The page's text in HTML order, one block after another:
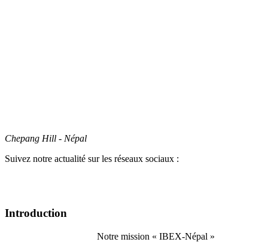
Chepang Hill - Népal
Suivez notre actualité sur les réseaux sociaux :
Introduction
Notre mission « IBEX-Népal »